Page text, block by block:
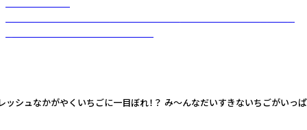
かがやくいちごに一目ぼれ！？ み〜んなだいすきないちごがいっ